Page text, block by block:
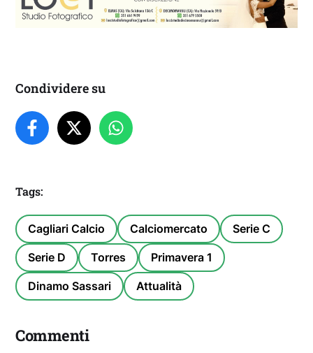
Condividere su
Tags:
Cagliari Calcio Calciomercato Serie C
Serie D Torres Primavera 1
Dinamo Sassari Attualità
Commenti